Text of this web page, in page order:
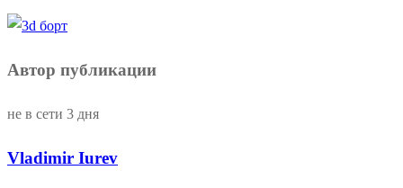
Автор публикации
не в сети 3 дня
Vladimir Iurev